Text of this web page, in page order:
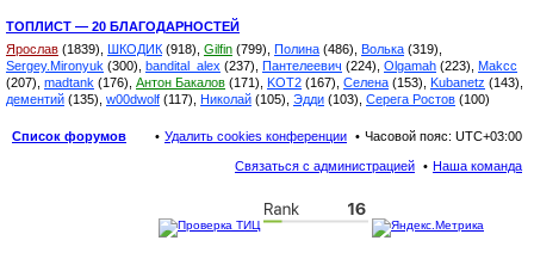
ТОПЛИСТ — 20 БЛАГОДАРНОСТЕЙ
Ярослав (1839), ШКОДИК (918), Gilfin (799), Полина (486), Волька (319),
Sergey.Mironyuk (300), bandital_alex (237), Пантелеевич (224), Olgamah (223), Makcc
(207), madtank (176), Антон Бакалов (171), KOT2 (167), Селена (153), Kubanetz (143),
дементий (135), w00dwolf (117), Николай (105), Эдди (103), Серега Ростов (100)
Список форумов Часовой пояс: UTC+03:00
Удалить cookies конференции
Наша команда
Связаться с администрацией